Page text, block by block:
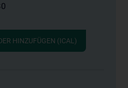
HINZUFÜGEN (ICAL)